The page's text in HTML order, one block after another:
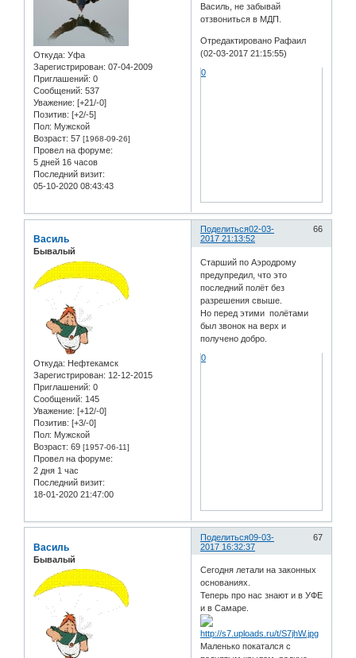
Откуда: Уфа
Зарегистрирован: 07-04-2009
Приглашений: 0
Сообщений: 537
Уважение: [+21/-0]
Позитив: [+2/-5]
Пол: Мужской
Возраст: 57 [1968-09-26]
Провел на форуме:
5 дней 16 часов
Последний визит:
05-10-2020 08:43:43
Василь, не забывай
отзвониться в МДП.
Отредактировано Рафаил
(02-03-2017 21:15:55)
0
Поделиться 66
02-03-
2017 21:13:52
Василь
Бывалый
Откуда: Нефтекамск
Зарегистрирован: 12-12-2015
Приглашений: 0
Сообщений: 145
Уважение: [+12/-0]
Позитив: [+3/-0]
Пол: Мужской
Возраст: 69 [1957-06-11]
Провел на форуме:
2 дня 1 час
Последний визит:
18-01-2020 21:47:00
Старший по Аэродрому
предупредил, что это
последний полёт без
разрешения свыше.
Но перед этими полётами
был звонок на верх и
получено добро.
0
Поделиться 67
09-03-
2017 16:32:37
Василь
Бывалый
Сегодня летали на законных
основаниях.
Теперь про нас знают и в УФЕ
и в Самаре.
Маленько покатался с